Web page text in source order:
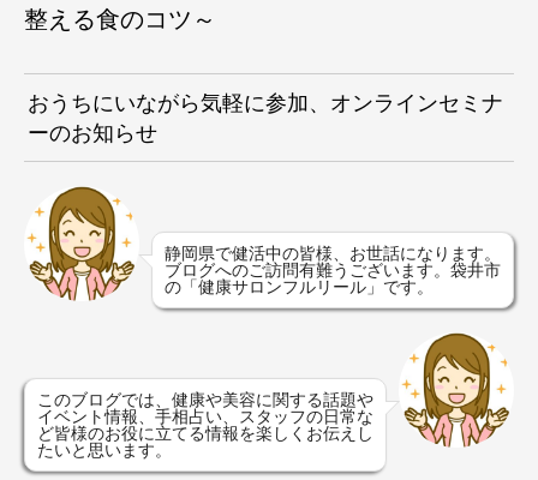
整える食のコツ～
おうちにいながら気軽に参加、オンラインセミナ
ーのお知らせ
静岡県で健活中の皆様、お世話になります。
ブログへのご訪問有難うございます。袋井市
の「健康サロンフルリール」です。
このブログでは、健康や美容に関する話題や
イベント情報、手相占い、スタッフの日常な
ど皆様のお役に立てる情報を楽しくお伝えし
たいと思います。